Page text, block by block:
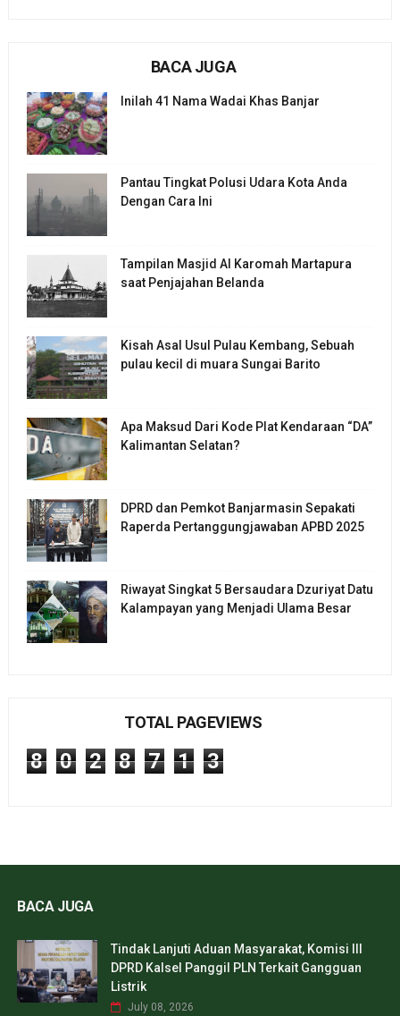
BACA JUGA
Inilah 41 Nama Wadai Khas Banjar
Pantau Tingkat Polusi Udara Kota Anda
Dengan Cara Ini
Tampilan Masjid Al Karomah Martapura
saat Penjajahan Belanda
Kisah Asal Usul Pulau Kembang, Sebuah
pulau kecil di muara Sungai Barito
Apa Maksud Dari Kode Plat Kendaraan “DA”
Kalimantan Selatan?
DPRD dan Pemkot Banjarmasin Sepakati
Raperda Pertanggungjawaban APBD 2025
Riwayat Singkat 5 Bersaudara Dzuriyat Datu
Kalampayan yang Menjadi Ulama Besar
TOTAL PAGEVIEWS
8 0 2 8 7 1 3
BACA JUGA
Tindak Lanjuti Aduan Masyarakat, Komisi III
DPRD Kalsel Panggil PLN Terkait Gangguan
Listrik
July 08, 2026